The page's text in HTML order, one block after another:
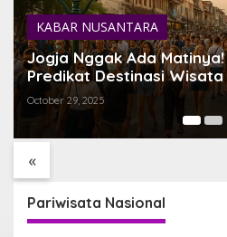
KABAR NUSANTARA
Jogja Nggak Ada
Predikat Destinasi
2025
October 29, 2025
«
TEMUKAN BALI YANG
BELUM PERNAH KAMU
Pariwisata Nasional